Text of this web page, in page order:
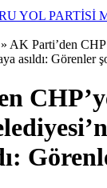
YOL PARTİSİ
» AK Parti’den
asıldı: Görenler